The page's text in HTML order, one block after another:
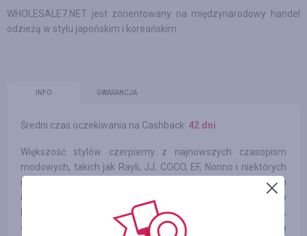
WHOLESALE7.NET jest zorientowany na międzynarodowy handel
odzieżą w stylu japońskim i koreańskim
INFO GWARANCJA
Średni czas oczekiwania na Cashback: 42 dni
Większość stylów czerpiemy z najnowszych czasopism
modowych, takich jak Rayli, JJ, COCO, EF, Nonno i niektórych
innych profesjonalnych stron internetowych, poświęconych
modzie. W przeciągu 5 lat rozwoju oraz profesjonalnego
hurtowego doświadczenia, zawsze trzymamy się uczciwości,
dobrej jakości i obsługi, a także oferujemy najlepszą hurtową